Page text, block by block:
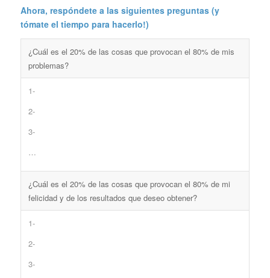
Ahora, respóndete a las siguientes preguntas (y
tómate el tiempo para hacerlo!)
¿Cuál es el 20% de las cosas que provocan el 80% de mis
problemas?
1-
2-
3-
…
¿Cuál es el 20% de las cosas que provocan el 80% de mi
felicidad y de los resultados que deseo obtener?
1-
2-
3-